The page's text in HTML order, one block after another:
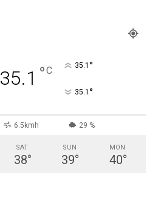
35.1 °C 35.1 °
35.1 °
6.5kmh 29 %
SAT
38°
SUN
39°
MON
40°